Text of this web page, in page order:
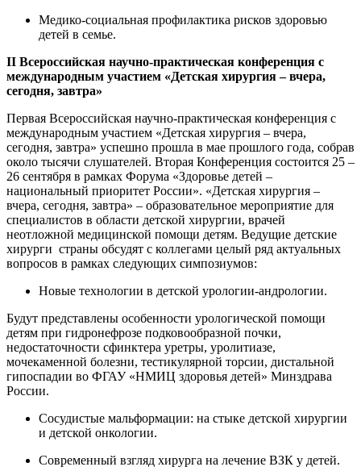
Медико-социальная профилактика рисков здоровью
детей в семье.
II Всероссийская научно-практическая конференция с
международным участием «Детская хирургия – вчера,
сегодня, завтра»
Первая Всероссийская научно-практическая конференция с
международным участием «Детская хирургия – вчера,
сегодня, завтра» успешно прошла в мае прошлого года, собрав
около тысячи слушателей. Вторая Конференция состоится 25 –
26 сентября в рамках Форума «Здоровье детей –
национальный приоритет России». «Детская хирургия –
вчера, сегодня, завтра» – образовательное мероприятие для
специалистов в области детской хирургии, врачей
неотложной медицинской помощи детям. Ведущие детские
хирурги страны обсудят с коллегами целый ряд актуальных
вопросов в рамках следующих симпозиумов:
Новые технологии в детской урологии-андрологии.
Будут представлены особенности урологической помощи
детям при гидронефрозе подковообразной почки,
недостаточности сфинктера уретры, уролитиазе,
мочекаменной болезни, тестикулярной торсии, дистальной
гипоспадии во ФГАУ «НМИЦ здоровья детей» Минздрава
России.
Сосудистые мальформации: на стыке детской хирургии
и детской онкологии.
Современный взгляд хирурга на лечение ВЗК у детей.